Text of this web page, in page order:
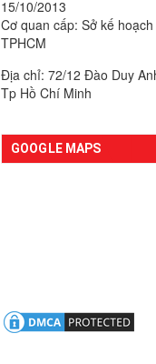
15/10/2013
Cơ quan cấp: Sở kế
TPHCM
Địa chỉ: 72/12 Đào Duy
Tp Hồ Chí Minh
GOOGLE MAPS